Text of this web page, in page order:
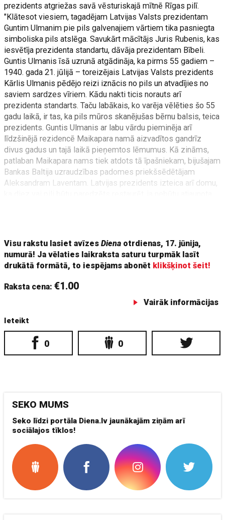
prezidents atgriežas savā vēsturiskajā mītnē Rīgas pilī.
"Klātesot viesiem, tagadējam Latvijas Valsts prezidentam
Guntim Ulmanim pie pils galvenajiem vārtiem tika pasniegta
simboliska pils atslēga. Savukārt mācītājs Juris Rubenis, kas
iesvētīja prezidenta standartu, dāvāja prezidentam Bībeli.
Guntis Ulmanis īsā uzrunā atgādināja, ka pirms 55 gadiem –
1940. gada 21. jūlijā – toreizējais Latvijas Valsts prezidents
Kārlis Ulmanis pēdējo reizi iznācis no pils un atvadījies no
saviem sardzes vīriem. Kādu nakti ticis norauts arī
prezidenta standarts. Taču labākais, ko varēja vēlēties šo 55
gadu laikā, ir tas, ka pils mūros skanējušas bērnu balsis, teica
prezidents. Guntis Ulmanis ar labu vārdu pieminēja arī
līdzšinējā rezidencē Maikapara namā aizvadītos gandrīz
divus gadus un tajā laikā pieņemtos lēmumus. Kā zināms,
patlaban Maikapara nams tiek atdots tā īpašniekam, bijušajam
Bankas Baltija uzraudzības padomes priekšsēdētājam
Aleksandram Laventam. Latvijas prezidents izteica arī domu,
Visu rakstu lasiet avīzesDiena otrdienas, 17. jūnija,
numurā! Ja vēlaties laikraksta saturu turpmāk lasīt
drukātā formātā, to iespējams abonēt klikšķinot šeit!
Raksta cena:€1.00
Vairāk informācijas
Ieteikt
0 0
SEKO MUMS
Seko līdzi portāla Diena.lv jaunākajām ziņām arī
sociālajos tīklos!